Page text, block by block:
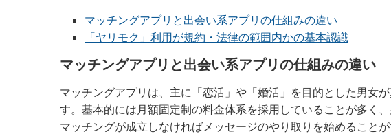
マッチングアプリと出会い系アプリの仕組みの違い
「ヤリモク」利用が規約・法律の範囲内かの基本認識
マッチングアプリと出会い系アプリの仕組みの違い
マッチングアプリは、主に「恋活」や「婚活」を目的とした男女
す。基本的には月額固定制の料金体系を採用していることが多く
マッチングが成立しなければメッセージのやり取りを始めること